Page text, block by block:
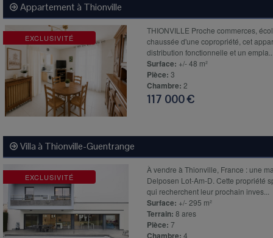
Appartement à Thionville
EXCLUSIVITÉ
THIONVILLE Proche commerces,
chaussée d'une copropriété, cet
distribution fonctionnelle et un
Surface: +/- 48 m²
Pièce: 3
Chambre: 2
117 000 €
Villa à Thionville-Guentrange
EXCLUSIVITÉ
À vendre à Thionville, France : une
Delposen Lot-Am-D. Cette propriété
qui recherchent leur prochain inves...
Surface: +/- 295 m²
Terrain: 8 ares
Pièce: 7
Chambre: 4